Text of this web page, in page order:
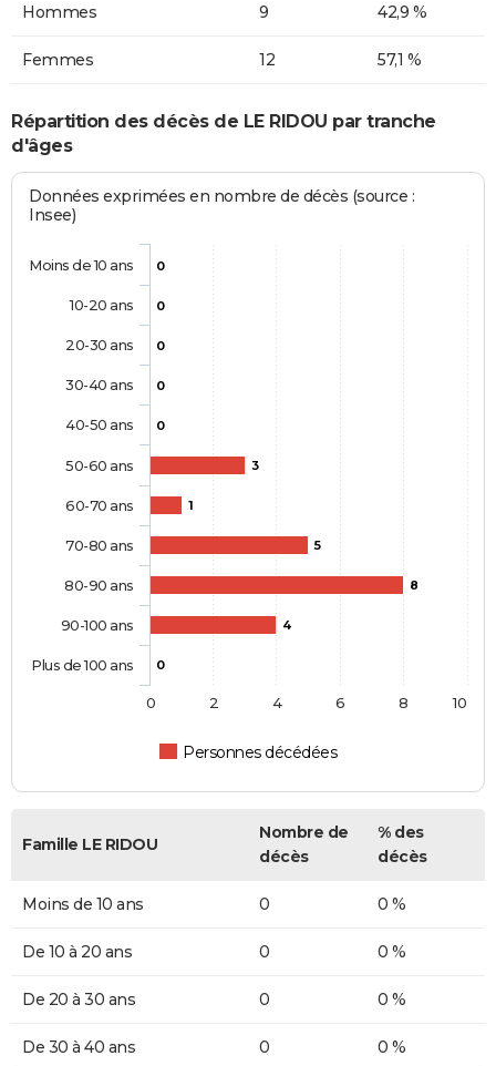
Hommes 9 42,9 %
Femmes 12 57,1 %
Répartition des décès de LE RIDOU par tranche
d'âges
Données exprimées en nombre de décès (source :
Insee)
0
0
0
0
0
3
1
5
8
4
0
Personnes décédées
Moins de 10 ans
10-20 ans
20-30 ans
30-40 ans
40-50 ans
50-60 ans
60-70 ans
70-80 ans
80-90 ans
90-100 ans
Plus de 100 ans
0 2 4 6 8 10
Famille LE RIDOU
Nombre de
décès
% des
décès
Moins de 10 ans 0 0 %
De 10 à 20 ans 0 0 %
De 20 à 30 ans 0 0 %
De 30 à 40 ans 0 0 %